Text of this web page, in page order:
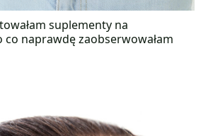
suplementy na
naprawdę zaobserwowałam